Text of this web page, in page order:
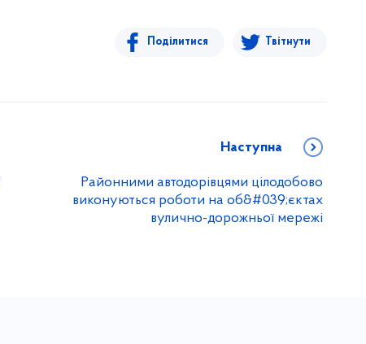
Поділитися Твітнути
Наступна
Районними автодорівцями цілодобово
виконуються роботи на об&#039;єктах
вулично-дорожньої мережі